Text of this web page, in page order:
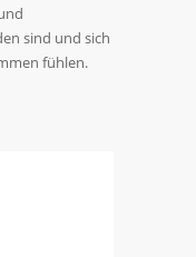
sind und sich
fühlen.